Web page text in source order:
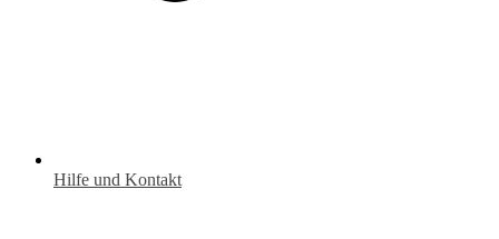
Hilfe und Kontakt